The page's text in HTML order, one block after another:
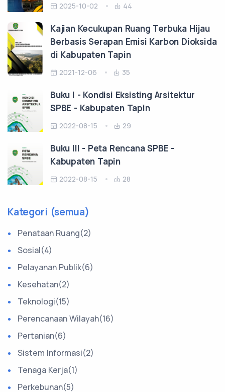
2025-10-02 44
Kajian Kecukupan Ruang Terbuka Hijau
Berbasis Serapan Emisi Karbon Dioksida
di Kabupaten Tapin
2021-12-06 35
Buku I - Kondisi Eksisting Arsitektur
SPBE - Kabupaten Tapin
2022-08-15 29
Buku III - Peta Rencana SPBE -
Kabupaten Tapin
2022-08-15 28
Kategori (semua)
Penataan Ruang(2)
Sosial(4)
Pelayanan Publik(6)
Kesehatan(2)
Teknologi(15)
Perencanaan Wilayah(16)
Pertanian(6)
Sistem Informasi(2)
Tenaga Kerja(1)
Perkebunan(5)